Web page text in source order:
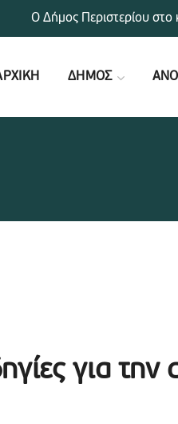
ΔΗΜΟΣ
για
Ο Δήμος Περιστερίου